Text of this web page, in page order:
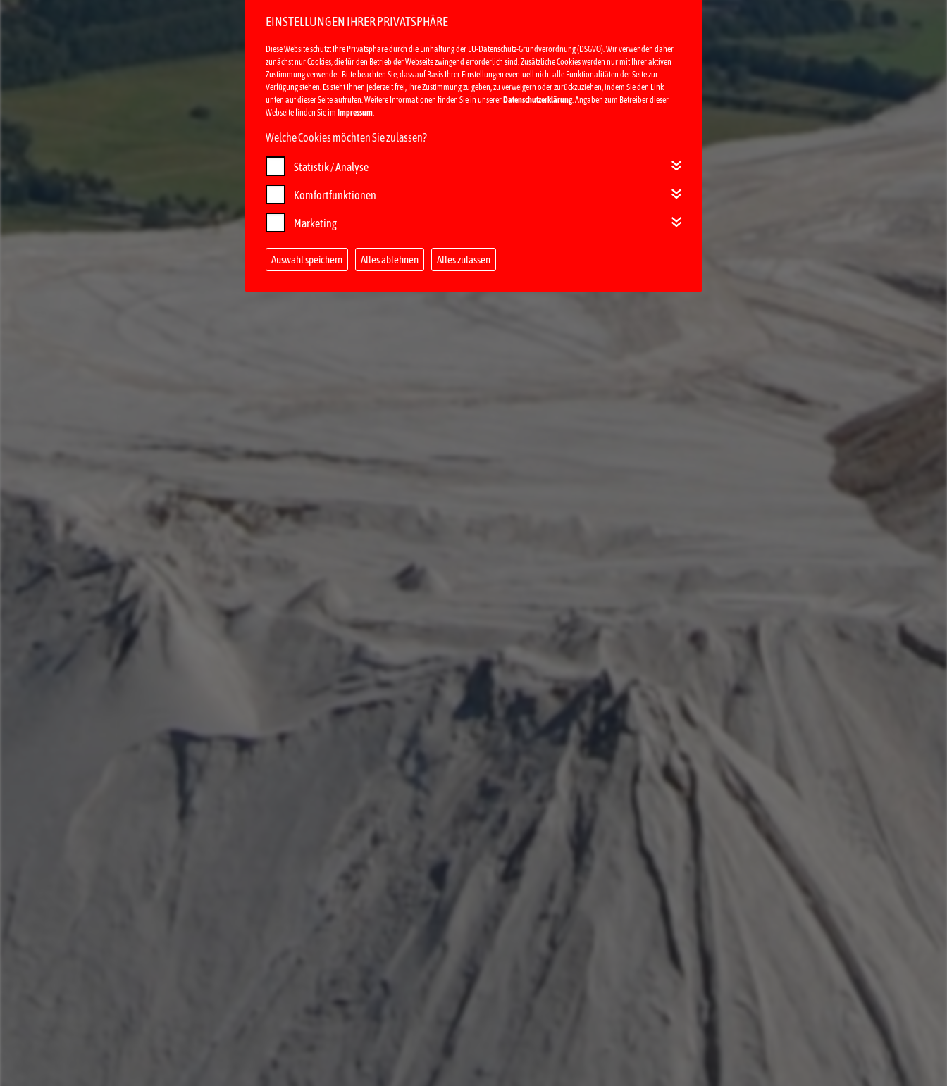
EINSTELLUNGEN IHRER PRIVATSPHÄRE
Diese Website schützt Ihre Privatsphäre durch die Einhaltung der EU-Datenschutz-Grundverordnung (DSGVO). Wir verwenden daher
zunächst nur Cookies, die für den Betrieb der Webseite zwingend erforderlich sind. Zusätzliche Cookies werden nur mit Ihrer aktiven
Zustimmung verwendet. Bitte beachten Sie, dass auf Basis Ihrer Einstellungen eventuell nicht alle Funktionalitäten der Seite zur
Verfügung stehen. Es steht Ihnen jederzeit frei, Ihre Zustimmung zu geben, zu verweigern oder zurückzuziehen, indem Sie den Link
unten auf dieser Seite aufrufen. Weitere Informationen finden Sie in unserer Datenschutzerklärung. Angaben zum Betreiber dieser
Webseite finden Sie im Impressum.
Welche Cookies möchten Sie zulassen?
Statistik / Analyse
Komfortfunktionen
Marketing
Auswahl speichern Alles ablehnen Alles zulassen